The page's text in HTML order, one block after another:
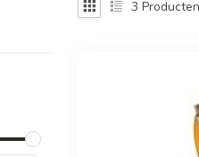
3 Producten